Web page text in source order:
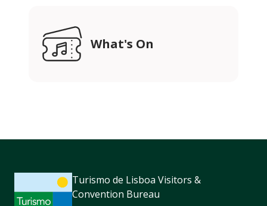
What's On
Turismo de Lisboa Visitors &
Convention Bureau